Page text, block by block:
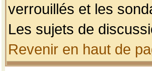
verrouillés et les
Les sujets de
Revenir en haut de